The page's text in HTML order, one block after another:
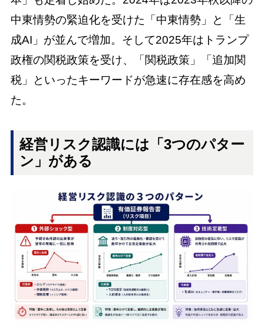
中東情勢の緊迫化を受けた「中東情勢」と「生
成AI」が並んで増加。そして2025年はトランプ
政権の関税政策を受け、「関税政策」「追加関
税」といったキーワードが急速に存在感を高め
た。
経営リスク認識には「3つのパター
ン」がある